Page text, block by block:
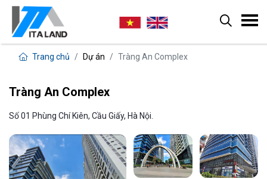
Trang chủ Dự án Tràng An Complex
Tràng An Complex
Số 01 Phùng Chí Kiên, Cầu Giấy, Hà Nội.